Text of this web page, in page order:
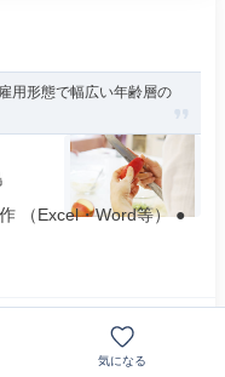
用形態で幅広い年齢層の
（Excel・Word等） ●
気になる
気になる